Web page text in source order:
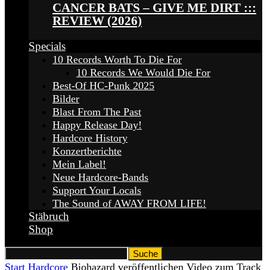
CANCER BATS – GIVE ME DIRT :::
REVIEW (2026)
Specials
10 Records Worth To Die For
10 Records We Would Die For
Best-Of HC-Punk 2025
Bilder
Blast From The Past
Happy Release Day!
Hardcore History
Konzertberichte
Mein Label!
Neue Hardcore-Bands
Support Your Locals
The Sound of AWAY FROM LIFE!
Stäbruch
Shop
Start Hardcore Biohazard veröffentlichen Video zum Track